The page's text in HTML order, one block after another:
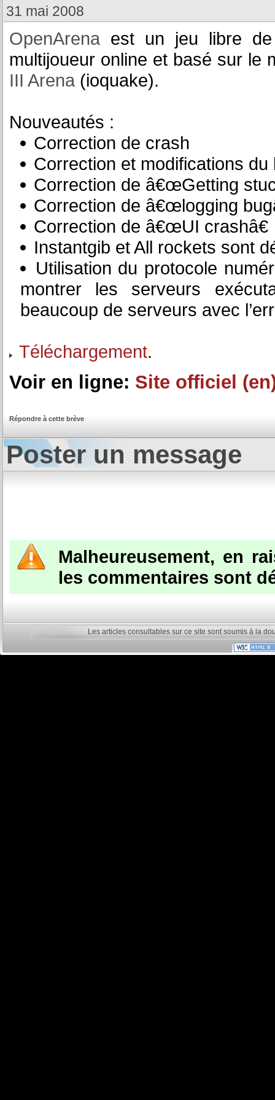
31 mai 2008
OpenArena est un jeu libre
multijoueur online et basé sur le
III Arena (ioquake).
Nouveautés :
Correction de crash
Correction et modifications
Correction de â€œGetting
Correction de â€œlogging
Correction de â€œUI crashâ€
Instantgib et All rockets sont
Utilisation du protocole
montrer les serveurs
beaucoup de serveurs avec
Téléchargement.
Voir en ligne: Site officiel
Répondre à cette brève
Poster un message
Malheureusement, en
les commentaires sont
Les articles consultables sur ce site sont soumis à la